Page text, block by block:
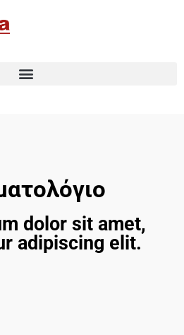
dolor sit amet,
adipiscing elit.